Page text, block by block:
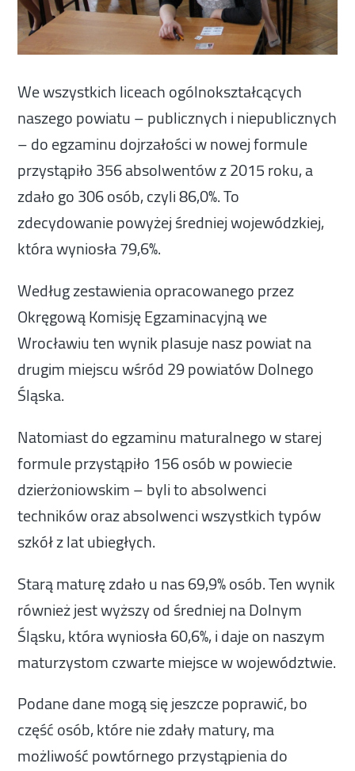
We wszystkich liceach ogólnokształcących
naszego powiatu – publicznych i niepublicznych
– do egzaminu dojrzałości w nowej formule
przystąpiło 356 absolwentów z 2015 roku, a
zdało go 306 osób, czyli 86,0%. To
zdecydowanie powyżej średniej wojewódzkiej,
która wyniosła 79,6%.
Według zestawienia opracowanego przez
Okręgową Komisję Egzaminacyjną we
Wrocławiu ten wynik plasuje nasz powiat na
drugim miejscu wśród 29 powiatów Dolnego
Śląska.
Natomiast do egzaminu maturalnego w starej
formule przystąpiło 156 osób w powiecie
dzierżoniowskim – byli to absolwenci
techników oraz absolwenci wszystkich typów
szkół z lat ubiegłych.
Starą maturę zdało u nas 69,9% osób. Ten wynik
również jest wyższy od średniej na Dolnym
Śląsku, która wyniosła 60,6%, i daje on naszym
maturzystom czwarte miejsce w województwie.
Podane dane mogą się jeszcze poprawić, bo
część osób, które nie zdały matury, ma
możliwość powtórnego przystąpienia do